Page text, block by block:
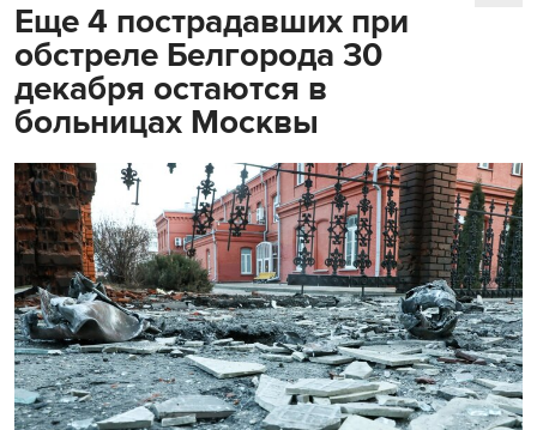
Еще 4 пострадавших при
обстреле Белгорода 30
декабря остаются в
больницах Москвы